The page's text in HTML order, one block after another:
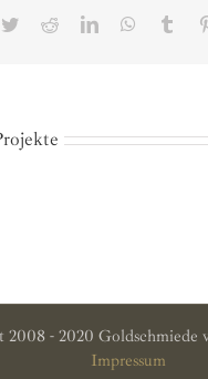
TwitterRedditLinkedIn
2008 - 2020 Goldschmiede
Impressum